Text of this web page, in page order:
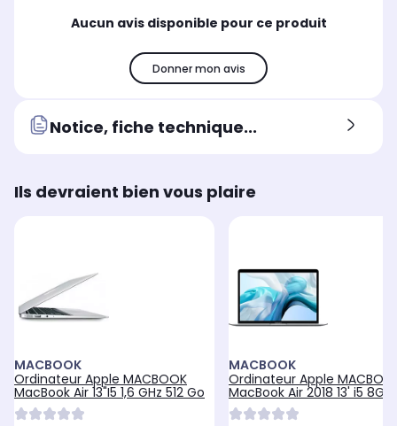
Aucun avis disponible pour ce produit
Donner mon avis
Notice, fiche technique...
Ils devraient bien vous plaire
MACBOOK
Ordinateur Apple MACBOOK
MacBook Air 13"I5 1,6 GHz 512 Go
MACBOOK
Ordinateur Apple
MacBook Air 2018 13' i5 8Go
256SSD